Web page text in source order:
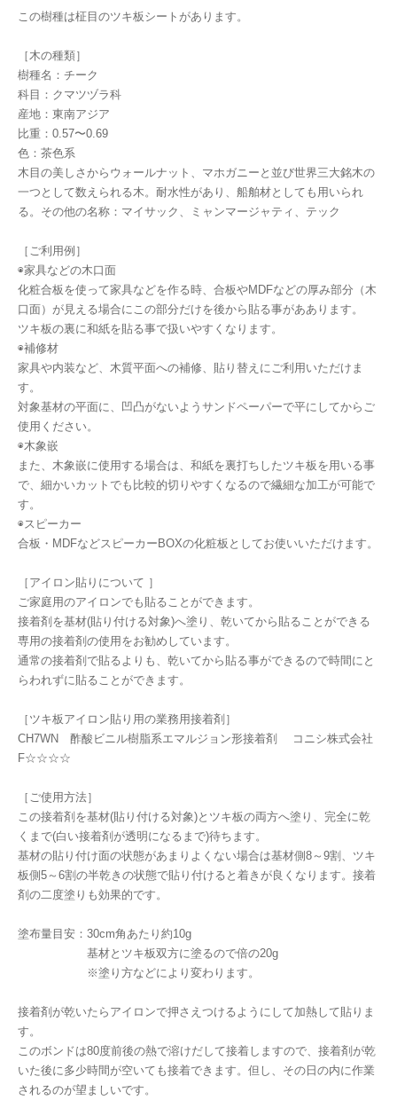
この樹種は柾目のツキ板シートがあります。
［木の種類］
樹種名：チーク
科目：クマツヅラ科
産地：東南アジア
比重：0.57〜0.69
色：茶色系
木目の美しさからウォールナット、マホガニーと並び世界三大銘木の
一つとして数えられる木。耐水性があり、船舶材としても用いられ
る。その他の名称：マイサック、ミャンマージャティ、テック
［ご利用例］
◉家具などの木口面
化粧合板を使って家具などを作る時、合板やMDFなどの厚み部分（木
口面）が見える場合にこの部分だけを後から貼る事がああります。
ツキ板の裏に和紙を貼る事で扱いやすくなります。
◉補修材
家具や内装など、木質平面への補修、貼り替えにご利用いただけま
す。
対象基材の平面に、凹凸がないようサンドペーパーで平にしてからご
使用ください。
◉木象嵌
また、木象嵌に使用する場合は、和紙を裏打ちしたツキ板を用いる事
で、細かいカットでも比較的切りやすくなるので繊細な加工が可能で
す。
◉スピーカー
合板・MDFなどスピーカーBOXの化粧板としてお使いいただけます。
［アイロン貼りについて ］
ご家庭用のアイロンでも貼ることができます。
接着剤を基材(貼り付ける対象)へ塗り、乾いてから貼ることができる
専用の接着剤の使用をお勧めしています。
通常の接着剤で貼るよりも、乾いてから貼る事ができるので時間にと
らわれずに貼ることができます。
［ツキ板アイロン貼り用の業務用接着剤］
CH7WN 酢酸ビニル樹脂系エマルジョン形接着剤 コニシ株式会社
F☆☆☆☆
［ご使用方法］
この接着剤を基材(貼り付ける対象)とツキ板の両方へ塗り、完全に乾
くまで(白い接着剤が透明になるまで)待ちます。
基材の貼り付け面の状態があまりよくない場合は基材側8～9割、ツキ
板側5～6割の半乾きの状態で貼り付けると着きが良くなります。接着
剤の二度塗りも効果的です。
塗布量目安：30cm角あたり約10g
基材とツキ板双方に塗るので倍の20g
※塗り方などにより変わります。
接着剤が乾いたらアイロンで押さえつけるようにして加熱して貼りま
す。
このボンドは80度前後の熱で溶けだして接着しますので、接着剤が乾
いた後に多少時間が空いても接着できます。但し、その日の内に作業
されるのが望ましいです。